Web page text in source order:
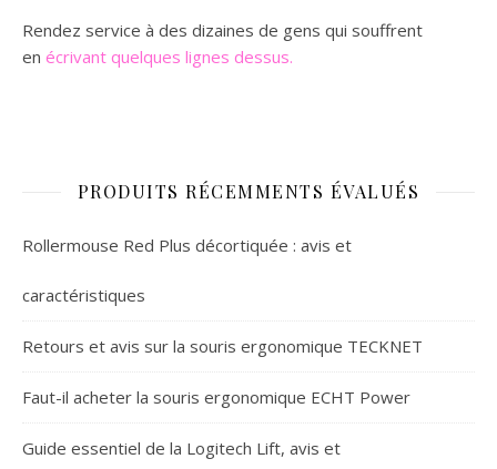
Rendez service à des dizaines de gens qui souffrent
en écrivant quelques lignes dessus.
PRODUITS RÉCEMMENTS ÉVALUÉS
Rollermouse Red Plus décortiquée : avis et
caractéristiques
Retours et avis sur la souris ergonomique TECKNET
Faut-il acheter la souris ergonomique ECHT Power
Guide essentiel de la Logitech Lift, avis et